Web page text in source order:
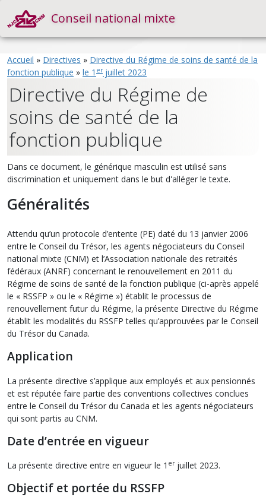
Conseil national mixte
Accueil » Directives » Directive du Régime de soins de santé de la
fonction publique » le 1 erjuillet 2023
Directive du Régime de
soins de santé de la
fonction publique
Dans ce document, le générique masculin est utilisé sans
discrimination et uniquement dans le but d'alléger le texte.
Généralités
Attendu qu’un protocole d’entente (PE) daté du 13 janvier 2006
entre le Conseil du Trésor, les agents négociateurs du Conseil
national mixte (CNM) et l’Association nationale des retraités
fédéraux (ANRF) concernant le renouvellement en 2011 du
Régime de soins de santé de la fonction publique (ci-après appelé
le « RSSFP » ou le « Régime ») établit le processus de
renouvellement futur du Régime, la présente Directive du Régime
établit les modalités du RSSFP telles qu’approuvées par le Conseil
du Trésor du Canada.
Application
La présente directive s’applique aux employés et aux pensionnés
et est réputée faire partie des conventions collectives conclues
entre le Conseil du Trésor du Canada et les agents négociateurs
qui sont partis au CNM.
Date d’entrée en vigueur
La présente directive entre en vigueur le 1 erjuillet 2023.
Objectif et portée du RSSFP